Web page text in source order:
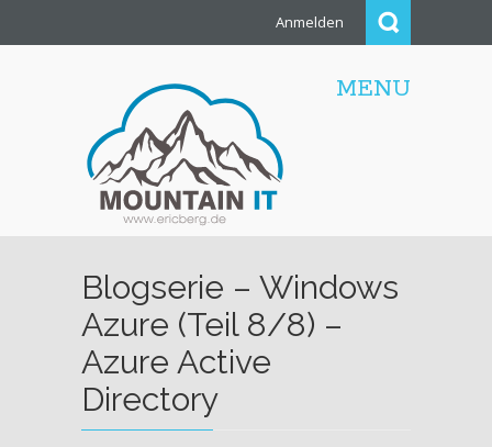
Anmelden
MENU
Blogserie – Windows
Azure (Teil 8/8) –
Azure Active
Directory